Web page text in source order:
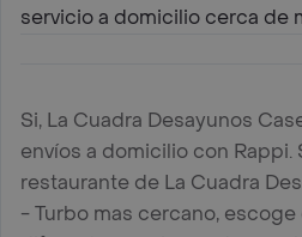
servicio a domicilio cerca de
Si, La Cuadra Desayunos
envíos a domicilio con Rappi.
restaurante de La Cuadra
- Turbo mas cercano, escoge